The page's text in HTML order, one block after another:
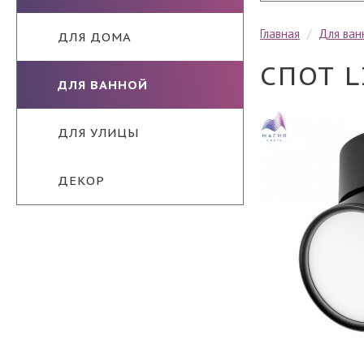
ДЛЯ ДОМА
ДЛЯ ВАННОЙ
ДЛЯ УЛИЦЫ
ДЕКОР
Главная / Для
СПОТ